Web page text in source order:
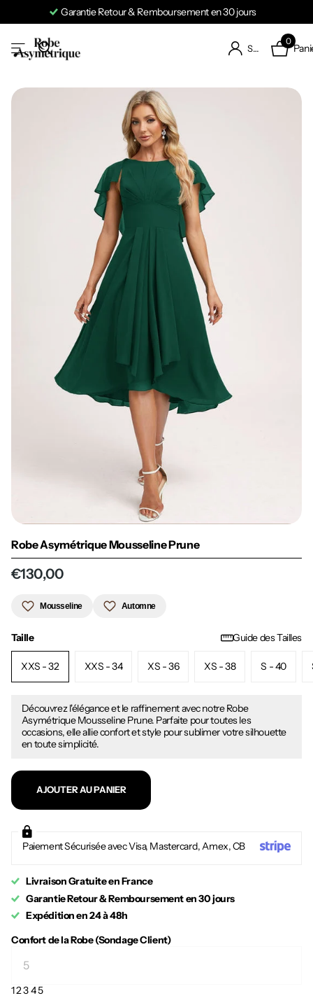
Garantie Retour & Remboursement en 30 jours
S'identifier
0
Robe Asymétrique Mousseline Prune
€130,00
Mousseline Automne
Taille Guide des Tailles
XXS - 32 XXS - 34 XS - 36 XS - 38 S - 40
Découvrez l'élégance et le raffinement avec notre Robe
Asymétrique Mousseline Prune. Parfaite pour toutes les
occasions, elle allie confort et style pour sublimer votre silhouette
en toute simplicité.
AJOUTER AU PANIER
Paiement Sécurisée avec Visa, Mastercard, Amex, CB
Livraison Gratuite en France
Garantie Retour & Remboursement en 30 jours
Expédition en 24 à 48h
Confort de la Robe (Sondage Client)
12345